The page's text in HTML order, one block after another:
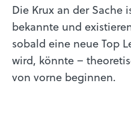
Die Krux an der Sache
bekannte und
sobald eine neue Top
wird, könnte –
von vorne beginnen.